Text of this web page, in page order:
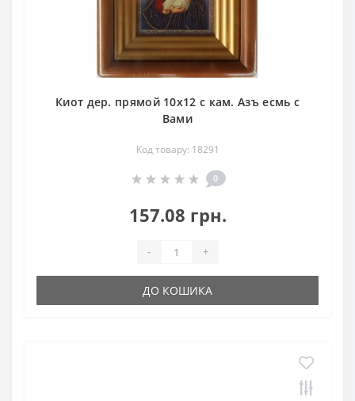
Киот дер. прямой 10х12 с кам. Азъ есмь с
Вами
Код товару: 18291
0
157.08 грн.
- +
ДО КОШИКА